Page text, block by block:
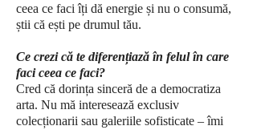
ceea ce faci îți dă energie și nu o consumă,
știi că ești pe drumul tău.
Ce crezi că te diferențiază în felul în care
faci ceea ce faci?
Cred că dorința sinceră de a democratiza
arta. Nu mă interesează exclusiv
colecționarii sau galeriile sofisticate – îmi